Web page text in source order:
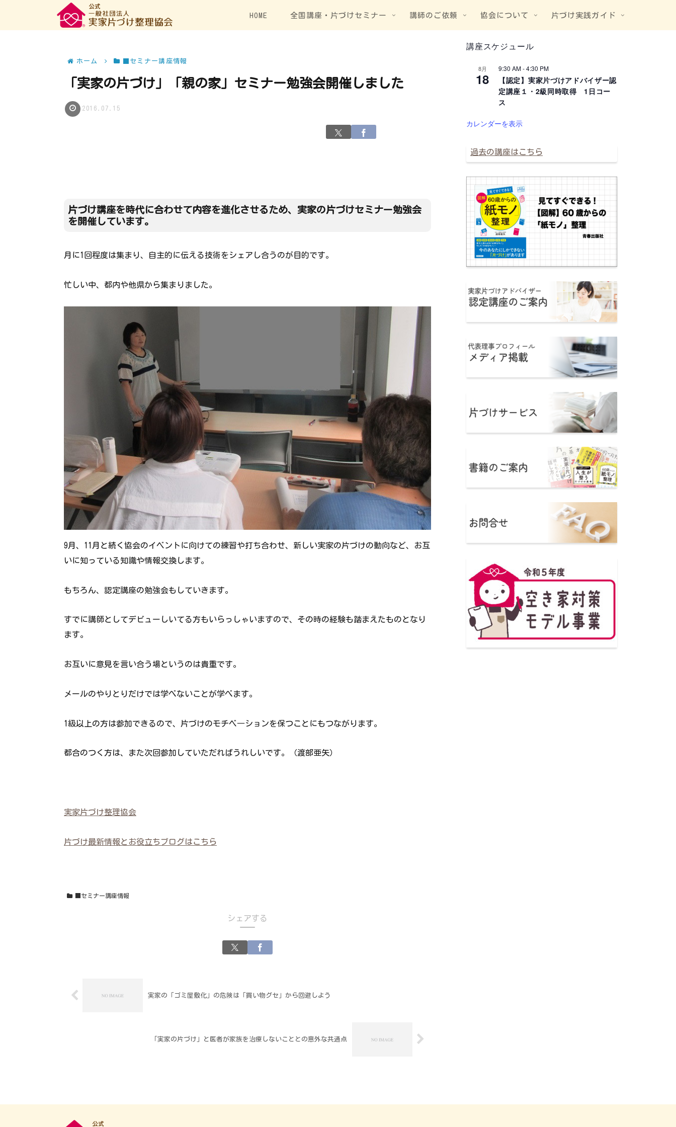
HOME 全国講座・片づけセミナー 講師のご依頼 協会について 片づけ実践ガイド
ホーム ■セミナー講座情報
「実家の片づけ」「親の家」セミナー勉強会開催しました
2016.07.15
片づけ講座を時代に合わせて内容を進化させるため、実家の片づけセミナー勉強会
を開催しています。
月に1回程度は集まり、自主的に伝える技術をシェアし合うのが目的です。
忙しい中、都内や他県から集まりました。
9月、11月と続く協会のイベントに向けての練習や打ち合わせ、新しい実家の片づけの動向など、お互
いに知っている知識や情報交換します。
もちろん、認定講座の勉強会もしていきます。
すでに講師としてデビューしいてる方もいらっしゃいますので、その時の経験も踏まえたものとなり
ます。
お互いに意見を言い合う場というのは貴重です。
メールのやりとりだけでは学べないことが学べます。
1級以上の方は参加できるので、片づけのモチベ―ションを保つことにもつながります。
都合のつく方は、また次回参加していただればうれしいです。（渡部亜矢）
実家片づけ整理協会
片づけ最新情報とお役立ちブログはこちら
■セミナー講座情報
シェアする
実家の「ゴミ屋敷化」の危険は「買い物グセ」から回避しよう
「実家の片づけ」と医者が家族を治療しないこととの意外な共通点
講座スケジュール
8月
18
9:30 AM-4:30 PM
【認定】実家片づけアドバイザー認
定講座１・2級同時取得 1日コー
ス
カレンダーを表示
過去の講座はこちら